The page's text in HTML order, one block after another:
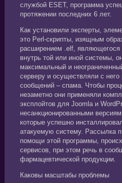
службой ESET, программа
протяжении последних 6 лет.
Как установили эксперты,
это Perl-скрипты, изящным
расширением .elf, являющегося
внутрь той или иной системы,
максимальный и
серверу и осуществляли с
сообщений – спама. Чтобы
незаметно они применяли
эксплойтов для Joomla и
несанкционированными
которые успешно
атакуемую систему. Рассылка
помощи этой программы,
сервисов, при этом речь в
фармацевтической продукции.
Каковы масштабы проблемы